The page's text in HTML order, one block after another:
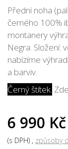
Přední noha
černého 100%
montanery
Negra. Složení:
nabízíme
a barviv.
Černý štítek.
6 990 Kč
(s DPH)
způsoby